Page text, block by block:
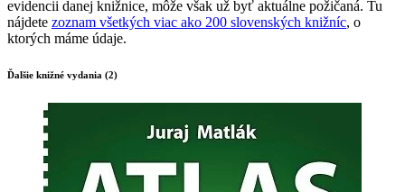
evidencii danej knižnice, môže však už byť aktuálne požičaná. Tu
nájdete zoznam všetkých viac ako 200 slovenských knižníc, o
ktorých máme údaje.
Ďalšie knižné vydania (2)